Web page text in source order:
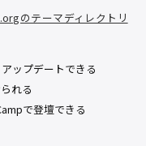
のテーマディレクトリ
ップデートできる
れる
で登壇できる